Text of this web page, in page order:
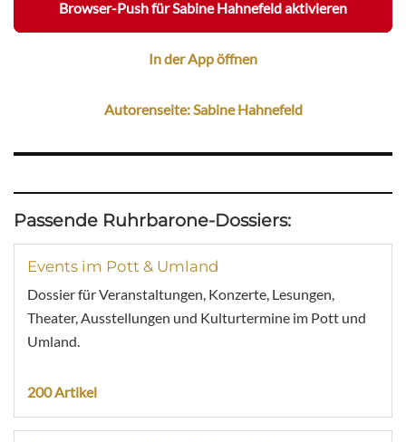
Browser-Push für Sabine Hahnefeld aktivieren
In der App öffnen
Autorenseite: Sabine Hahnefeld
Passende Ruhrbarone-Dossiers:
Events im Pott & Umland
Dossier für Veranstaltungen, Konzerte, Lesungen,
Theater, Ausstellungen und Kulturtermine im Pott und
Umland.
200 Artikel